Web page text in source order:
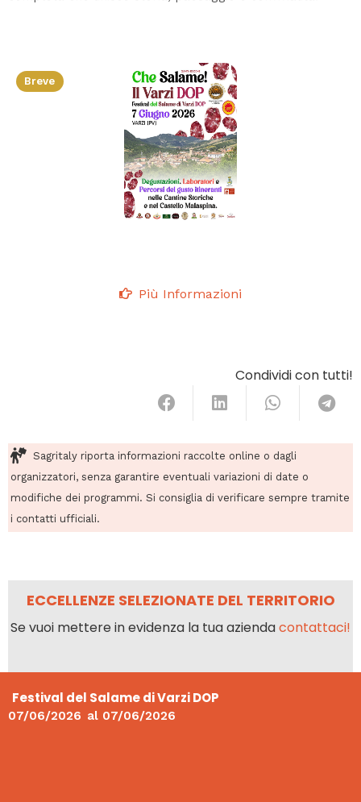
Breve
Più Informazioni
Condividi con tutti!
Sagritaly riporta informazioni raccolte online o dagli
organizzatori, senza garantire eventuali variazioni di date o
modifiche dei programmi. Si consiglia di verificare sempre tramite
i contatti ufficiali.
ECCELLENZE SELEZIONATE DEL TERRITORIO
Se vuoi mettere in evidenza la tua aziendacontattaci!
Festival del Salame di Varzi DOP
07/06/2026 al 07/06/2026